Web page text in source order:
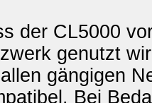
der CL5000
genutzt
gängigen
Bei